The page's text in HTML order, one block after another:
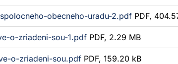
sa
v
novom
okne
obecneho-uradu-2.pdfPDF,
o-zriadeni-sou-1.pdfPDF, 2.29 MB
o-zriadeni-sou.pdfPDF, 159.20 kB